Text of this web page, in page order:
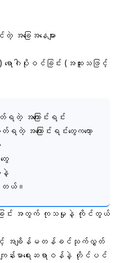
ေအနေများ
ောဂါပိုးဝင်ခြင်း (အထူးသဖြင့်
အကြောင်းရင်း
ကြောင်းရင်းတွေကတော့
ေ
နဲ့
ါတယ်။
င်း အတွက် ကုသမှုနဲ့ ကိုင်တွယ်
ောင့် အချိန်မတန်ခင်သုက်လွှတ်
န်းမာရေးဆရာဝန်နဲ့ တိုင်ပင်